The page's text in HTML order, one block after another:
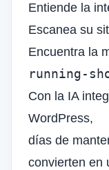
Entiende la
Escanea su
Encuentra la
running-
Con la IA
WordPress,
días de
convierten en